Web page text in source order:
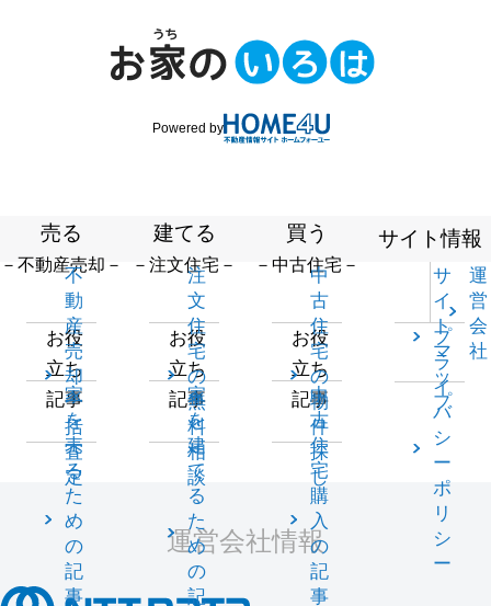
Powered by
売る
－不動産売却－
不
動
産
売
却
一
括
査
定
お役
立ち
記事
家
を
売
る
た
め
の
記
事
建てる
－注文住宅－
注
文
住
宅
の
無
料
相
談
お役
立ち
記事
家
を
建
て
る
た
め
の
記
買う
－中古住宅－
中
古
住
宅
の
物
件
探
し
お役
立ち
記事
中
古
住
宅
購
入
の
記
事
サイト情報
サ
イ
ト
マ
ッ
プ
運
営
会
社
プ
ラ
イ
バ
シ
ー
ポ
リ
シ
ー
運営会社情報